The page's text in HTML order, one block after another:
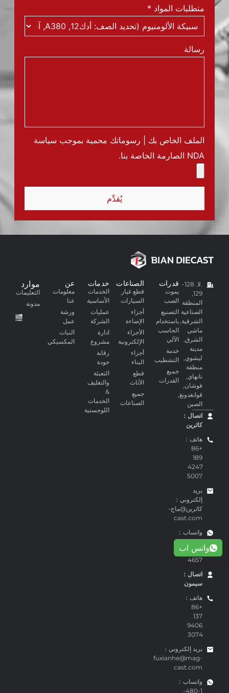
متطلبات المواد *
رسالة
الملف الخاص بك | رسوماتك محمية بموجب سياسة
NDA الصارمة الخاصة بنا.
يُقدِّم
.لا. 128-
129,
المنطقة
الصناعية
الشرقية,
ماشي
الشرق,
مدينة
ليشوي,
منطقة
نانهاي,
فوشان,
قوانغدونغ,
الصين
اتصال：
كاثرين
هاتف：
+86
189
4247
5007
بريد
إلكتروني：
كاثرين@ماج-
cast.com
واتساب：
+86-159
1863
4657
اتصال：
سيمون
هاتف：
+86
137
9406
3074
بريد إلكتروني：
fuxianhe@mag-
cast.com
واتساب：
1-480-
قدرات
يموت
الصب
التصنيع
باستخدام
الحاسب
الآلي
خدمة
التشطيب
جميع
القدرات
الصناعات
قطع غيار
السيارات
أجزاء
الإضاءة
الأجزاء
الإلكترونية
أجزاء
البناء
قطع
الأثاث
جميع
الصناعات
خدمات
الخدمات
الأساسية
عمليات
الشركة
ادارة
مشروع
رقابة
جودة
التعبئة
والتغليف
&
الخدمات
اللوجستية
عن
معلومات
عنا
ورشة
عمل
النبات
المكسيكي
موارد
التعليمات
مدونة
واتس اب